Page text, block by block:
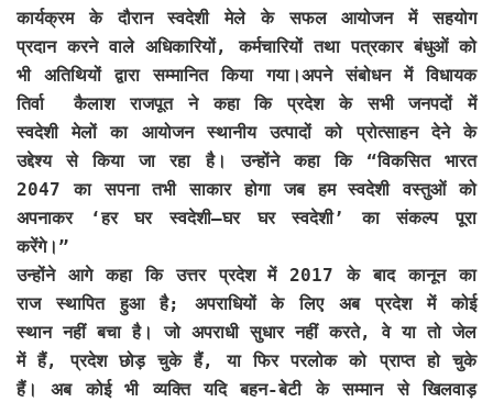
कार्यक्रम के दौरान स्वदेशी मेले के सफल आयोजन में सहयोग
प्रदान करने वाले अधिकारियों, कर्मचारियों तथा पत्रकार बंधुओं को
भी अतिथियों द्वारा सम्मानित किया गया।अपने संबोधन में विधायक
तिर्वा कैलाश राजपूत ने कहा कि प्रदेश के सभी जनपदों में
स्वदेशी मेलों का आयोजन स्थानीय उत्पादों को प्रोत्साहन देने के
उद्देश्य से किया जा रहा है। उन्होंने कहा कि “विकसित भारत
2047 का सपना तभी साकार होगा जब हम स्वदेशी वस्तुओं को
अपनाकर ‘हर घर स्वदेशी–घर घर स्वदेशी’ का संकल्प पूरा
करेंगे।”
उन्होंने आगे कहा कि उत्तर प्रदेश में 2017 के बाद कानून का
राज स्थापित हुआ है; अपराधियों के लिए अब प्रदेश में कोई
स्थान नहीं बचा है। जो अपराधी सुधार नहीं करते, वे या तो जेल
में हैं, प्रदेश छोड़ चुके हैं, या फिर परलोक को प्राप्त हो चुके
हैं। अब कोई भी व्यक्ति यदि बहन-बेटी के सम्मान से खिलवाड़